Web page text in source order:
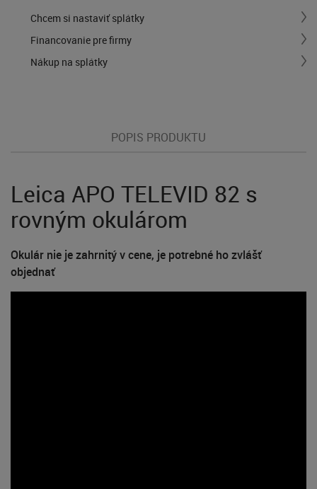
Chcem si nastaviť splátky
Financovanie pre firmy
Nákup na splátky
POPIS PRODUKTU
Leica APO TELEVID 82 s
rovným okulárom
Okulár nie je zahrnitý v cene, je potrebné ho zvlášť
objednať